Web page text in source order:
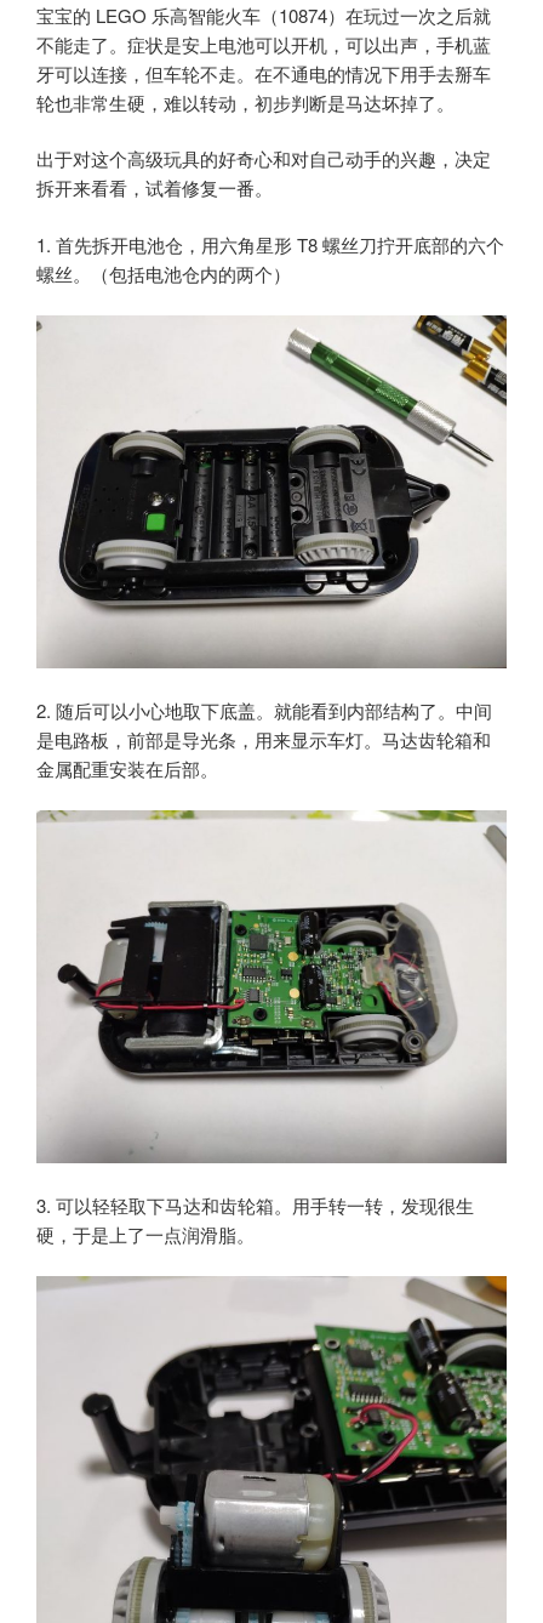
宝宝的 LEGO 乐高智能火车（10874）在玩过一次之后就
不能走了。症状是安上电池可以开机，可以出声，手机蓝
牙可以连接，但车轮不走。在不通电的情况下用手去掰车
轮也非常生硬，难以转动，初步判断是马达坏掉了。
出于对这个高级玩具的好奇心和对自己动手的兴趣，决定
拆开来看看，试着修复一番。
1. 首先拆开电池仓，用六角星形 T8 螺丝刀拧开底部的六个
螺丝。（包括电池仓内的两个）
2. 随后可以小心地取下底盖。就能看到内部结构了。中间
是电路板，前部是导光条，用来显示车灯。马达齿轮箱和
金属配重安装在后部。
3. 可以轻轻取下马达和齿轮箱。用手转一转，发现很生
硬，于是上了一点润滑脂。